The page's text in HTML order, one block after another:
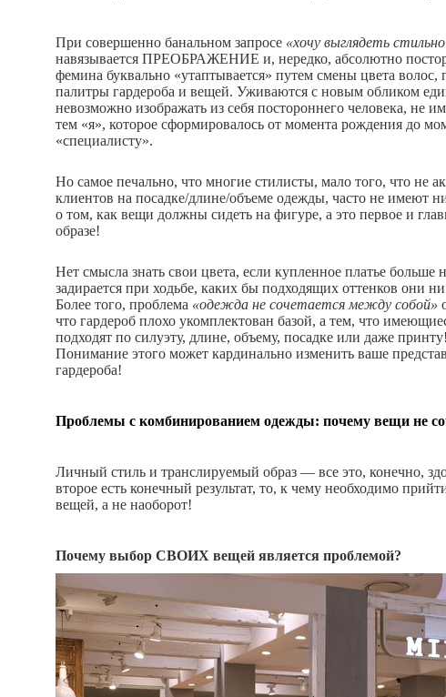
При совершенно банальном запросе «хочу выглядеть
навязывается ПРЕОБРАЖЕНИЕ и, нередко, абсолютно
фемина буквально «утаптывается» путем смены цвета волос,
палитры гардероба и вещей. Уживаются с новым обликом
невозможно изображать из себя постороннего человека, не
тем «я», которое сформировалось от момента рождения до
«специалисту».
Но самое печально, что многие стилисты, мало того, что не
клиентов на посадке/длине/объеме одежды, часто не имеют
о том, как вещи должны сидеть на фигуре, а это первое и
образе!
Нет смысла знать свои цвета, если купленное платье больше
задирается при ходьбе, каких бы подходящих оттенков они
Более того, проблема «одежда не сочетается между собой»
что гардероб плохо укомплектован базой, а тем, что
подходят по силуэту, длине, объему, посадке или даже принту!
Понимание этого может кардинально изменить ваше
гардероба!
Проблемы с комбинированием одежды: почему вещи не
Личный стиль и транслируемый образ — все это, конечно,
второе есть конечный результат, то, к чему необходимо
вещей, а не наоборот!
Почему выбор СВОИХ вещей является проблемой?